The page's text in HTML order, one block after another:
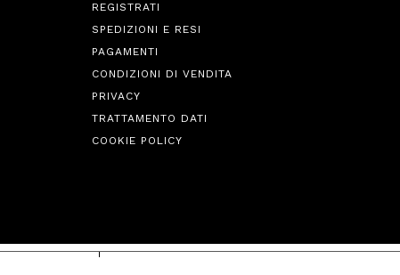
REGISTRATI
SPEDIZIONI E RESI
PAGAMENTI
CONDIZIONI DI VENDITA
PRIVACY
TRATTAMENTO DATI
COOKIE POLICY